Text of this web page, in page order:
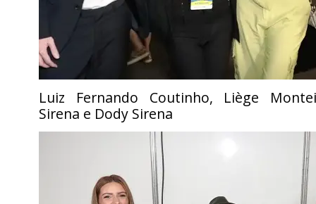
Luiz Fernando Coutinho, Liège
Sirena e Dody Sirena